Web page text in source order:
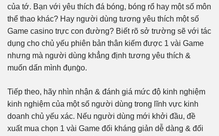
của tớ. Bạn với yêu thích đá bóng, bóng rổ hay một số môn
thể thao khác? Hay người dùng tương yêu thích một số
Game casino trực con đường? Biết rõ sở trường sẽ với tác
dụng cho chủ yếu phiên bản thân kiếm được 1 vài Game
nhưng mà người dùng khẳng định tương yêu thích &
muốn dấn mình đụng̀o.
Tiếp theo, hãy nhìn nhận & đánh giá mức độ kinh nghiệm
kinh nghiệm của một số người dùng trong lĩnh vực kinh
doanh chủ yếu xác. Nếu người dùng mới khởi đầu, đề
xuất mua chọn 1 vài Game đối kháng giản dễ dàng & đối